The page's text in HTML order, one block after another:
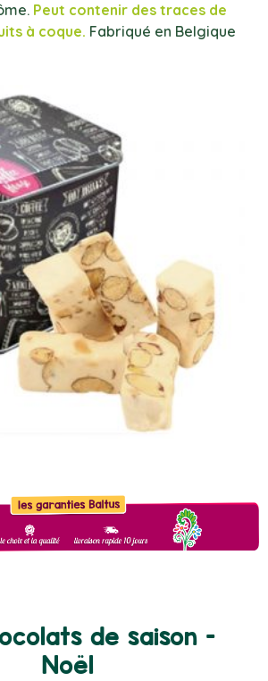
Peut contenir des traces de
à coque. Fabriqué en Belgique
de saison -
Noël